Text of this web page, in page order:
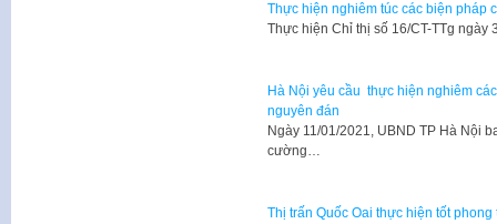
Thực hiện nghiêm túc các biện pháp
Thực hiện Chỉ thị số 16/CT-TTg
Hà Nội yêu cầu thực hiện nghiêm
nguyên đán
Ngày 11/01/2021, UBND TP Hà Nội
cường…
Thị trấn Quốc Oai thực hiện tốt